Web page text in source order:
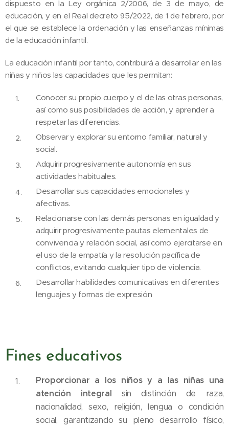
dispuesto en la Ley orgánica 2/2006, de 3 de mayo, de
educación, y en el Real decreto 95/2022, de 1 de febrero, por
el que se establece la ordenación y las enseñanzas mínimas
de la educación infantil.
La educación infantil por tanto, contribuirá a desarrollar en las
niñas y niños las capacidades que les permitan:
Conocer su propio cuerpo y el de las otras personas,
así como sus posibilidades de acción, y aprender a
respetar las diferencias.
Observar y explorar su entorno familiar, natural y
social.
Adquirir progresivamente autonomía en sus
actividades habituales.
Desarrollar sus capacidades emocionales y
afectivas.
Relacionarse con las demás personas en igualdad y
adquirir progresivamente pautas elementales de
convivencia y relación social, así como ejercitarse en
el uso de la empatía y la resolución pacífica de
conflictos, evitando cualquier tipo de violencia.
Desarrollar habilidades comunicativas en diferentes
lenguajes y formas de expresión
Fines educativos
Proporcionar a los niños y a las niñas una
atención integral sin distinción de raza,
nacionalidad, sexo, religión, lengua o condición
social, garantizando su pleno desarrollo físico,